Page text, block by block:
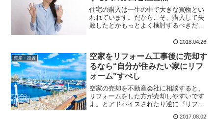
住宅の購入は一生の中で大きな買物とい
われています。だからこそ、購入して失
敗したとかもっとよく検討するべきだっ
す。ここでは、住宅の購入に関する全体
失敗の原因などを、実例を...
2018.04.26
資産・投資
空家をリフォーム工事後に売却す
るなら“自分が住みたい家にリフ
ォーム”すべし
空家の売却を不動産会社に相談すると、
リフォームをした方が売却しやすいです
よ。とアドバイスされたり逆に『リフォ
2017.08.02